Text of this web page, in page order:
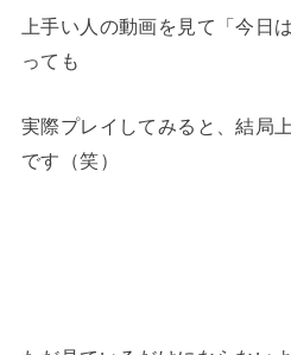
上手い人の動画を見て「今日
っても
実際プレイしてみると、結局
です（笑）